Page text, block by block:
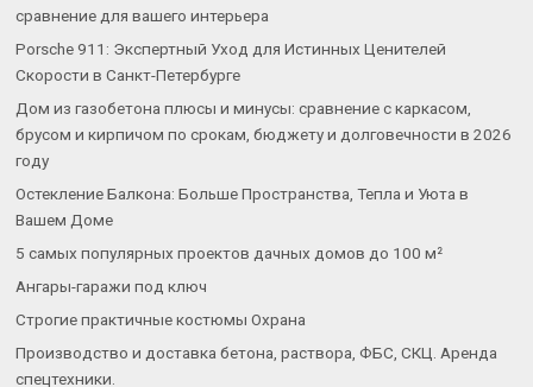
сравнение для вашего интерьера
Porsche 911: Экспертный Уход для Истинных Ценителей
Скорости в Санкт-Петербурге
Дом из газобетона плюсы и минусы: сравнение с каркасом,
брусом и кирпичом по срокам, бюджету и долговечности в 2026
году
Остекление Балкона: Больше Пространства, Тепла и Уюта в
Вашем Доме
5 самых популярных проектов дачных домов до 100 м²
Ангары-гаражи под ключ
Строгие практичные костюмы Охрана
Производство и доставка бетона, раствора, ФБС, СКЦ. Аренда
спецтехники.